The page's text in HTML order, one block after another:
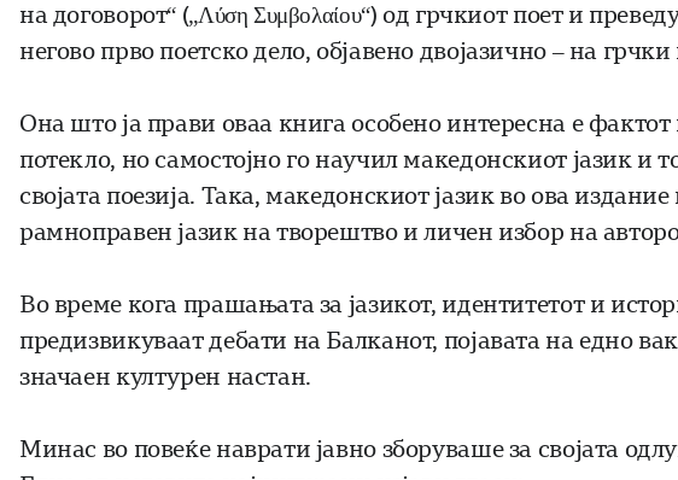
на договорот“ („Λύση Συμβολαίου“) од грчкиот поет и
негово прво поетско дело, објавено двојазично – на
Она што ја прави оваа книга особено интересна е
потекло, но самостојно го научил македонскиот јазик и
својата поезија. Така, македонскиот јазик во ова
рамноправен јазик на творештво и личен избор на
Во време кога прашањата за јазикот, идентитетот и
предизвикуваат дебати на Балканот, појавата на едно
значаен културен настан.
Минас во повеќе наврати јавно зборуваше за својата